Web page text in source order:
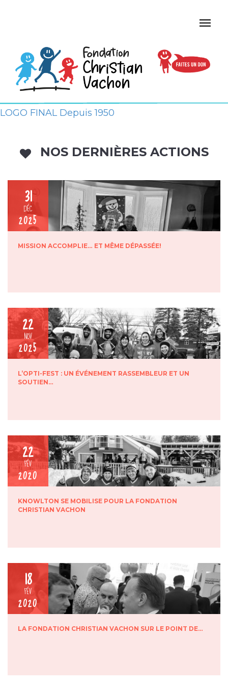
LOGO FINAL Depuis 1950
NOS DERNIÈRES ACTIONS
31
DÉC
2025
MISSION ACCOMPLIE… ET MÊME DÉPASSÉE!
22
NOV
2025
L’OPTI-FEST : UN ÉVÉNEMENT RASSEMBLEUR ET UN
SOUTIEN…
22
FÉV
2020
KNOWLTON SE MOBILISE POUR LA FONDATION
CHRISTIAN VACHON
18
FÉV
2020
LA FONDATION CHRISTIAN VACHON SUR LE POINT DE…